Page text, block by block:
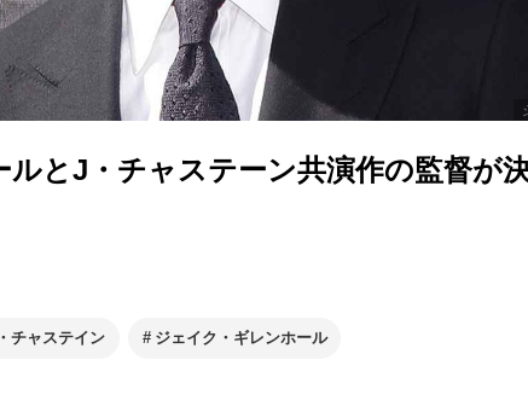
ルとJ・チャステーン共演作の監督が
チャステイン ジェイク・ギレンホール